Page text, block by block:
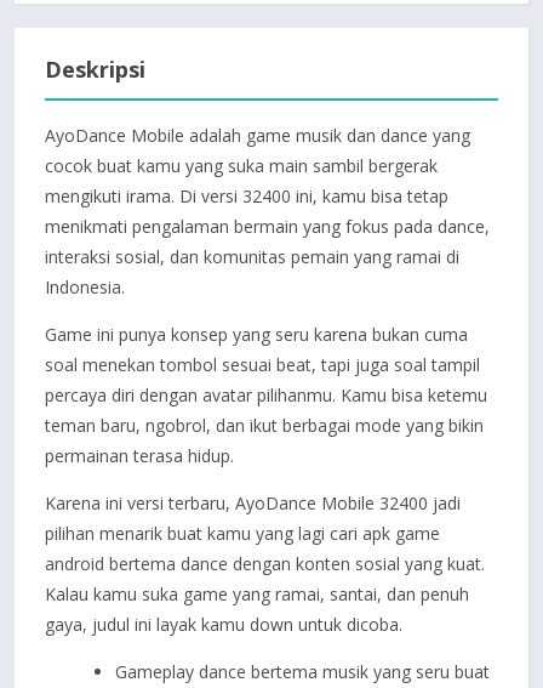
Deskripsi
AyoDance Mobile adalah game musik dan dance yang
cocok buat kamu yang suka main sambil bergerak
mengikuti irama. Di versi 32400 ini, kamu bisa tetap
menikmati pengalaman bermain yang fokus pada dance,
interaksi sosial, dan komunitas pemain yang ramai di
Indonesia.
Game ini punya konsep yang seru karena bukan cuma
soal menekan tombol sesuai beat, tapi juga soal tampil
percaya diri dengan avatar pilihanmu. Kamu bisa ketemu
teman baru, ngobrol, dan ikut berbagai mode yang bikin
permainan terasa hidup.
Karena ini versi terbaru, AyoDance Mobile 32400 jadi
pilihan menarik buat kamu yang lagi cari apk game
android bertema dance dengan konten sosial yang kuat.
Kalau kamu suka game yang ramai, santai, dan penuh
gaya, judul ini layak kamu down untuk dicoba.
Gameplay dance bertema musik yang seru buat